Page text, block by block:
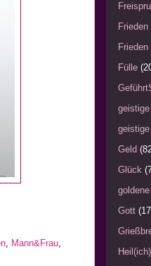
, Mann&Frau,
Fülle
Geld
Glück
Gott